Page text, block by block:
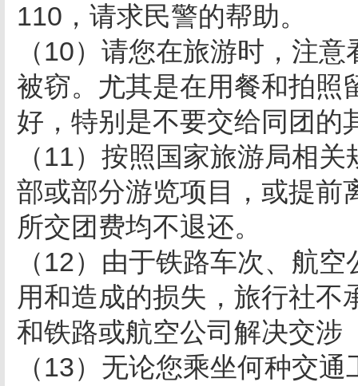
110，请求民警的帮助。
（10）请您在旅游时，注
被窃。尤其是在用餐和拍照
好，特别是不要交给同团的
（11）按照国家旅游局相
部或部分游览项目，或提前
所交团费均不退还。
（12）由于铁路车次、航
用和造成的损失，旅行社不
和铁路或航空公司解决交涉
（13）无论您乘坐何种交